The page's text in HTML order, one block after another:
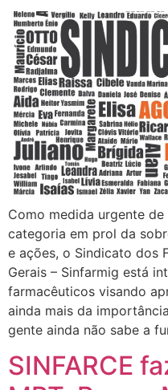
Como medida urgente
categoria em prol da
e ações, o Sindicato dos
Gerais – Sinfarmig está
farmacêuticos visando
ainda mais da
gente ainda não sabe a
SINFARCE